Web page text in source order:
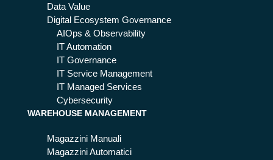
Data Value
Digital Ecosystem Governance
AIOps & Observability
IT Automation
IT Governance
IT Service Management
IT Managed Services
Cybersecurity
WAREHOUSE MANAGEMENT
Magazzini Manuali
Magazzini Automatici